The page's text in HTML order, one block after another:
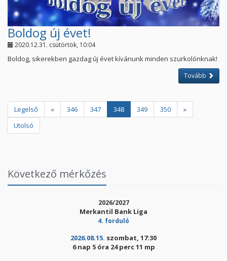
Boldog új évet!
2020.12.31. csütörtök, 10:04
Boldog, sikerekben gazdag új évet kívánunk minden szurkolónknak!
Tovább
Legelső « 346 347 348 349 350
»
Utolsó
Következő mérkőzés
2026/2027
Merkantil Bank Liga
4. forduló
2026.08.15. szombat, 17:30
6 nap 5 óra 24 perc 10 mp